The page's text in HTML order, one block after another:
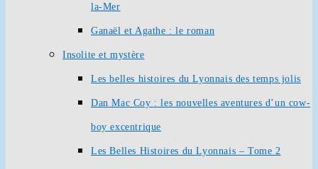
la-Mer
Ganaël et Agathe : le roman
Insolite et mystère
Les belles histoires du Lyonnais des temps jolis
Dan Mac Coy : les nouvelles aventures d’un cow-
boy excentrique
Les Belles Histoires du Lyonnais – Tome 2